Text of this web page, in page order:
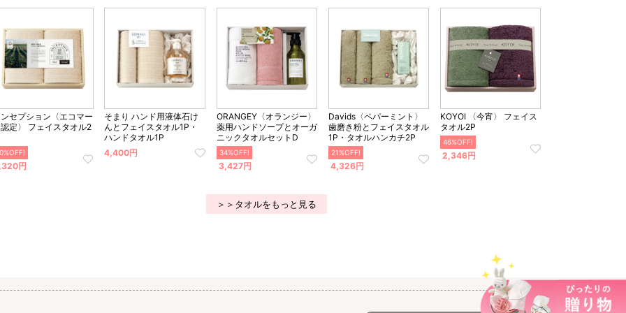
セプション〈エコマー
定〉 フェイスタオル2
円
そまり ハンド用液体石け
んとフェイスタオル1P・
ハンドタオル1P
4,400円
ORANGEY〈オランジー〉
薬用ハンドソープとオーガ
ニックタオルセットD
34%OFF!
3,427円
Davids〈ペパーミント〉
歯磨き粉とフェイスタオル
1P・タオルハンカチ2P
21%OFF!
4,326円
KOYOI 〈今宵〉 フェイス
タオル2P
46%OFF!
2,346円
＞＞タオルをもっと見る